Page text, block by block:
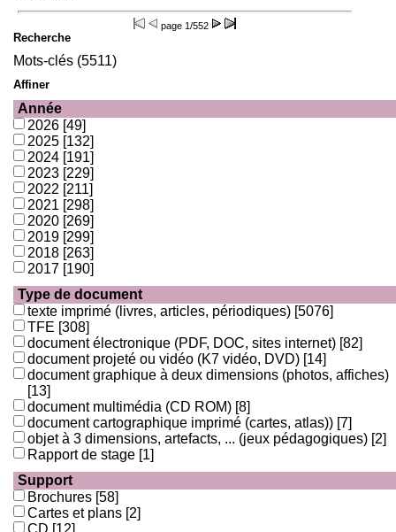
page 1/552
Recherche
Mots-clés (5511)
Affiner
Année
2026 [49]
2025 [132]
2024 [191]
2023 [229]
2022 [211]
2021 [298]
2020 [269]
2019 [299]
2018 [263]
2017 [190]
Type de document
texte imprimé (livres, articles, périodiques) [5076]
TFE [308]
document électronique (PDF, DOC, sites internet) [82]
document projeté ou vidéo (K7 vidéo, DVD) [14]
document graphique à deux dimensions (photos, affiches)
[13]
document multimédia (CD ROM) [8]
document cartographique imprimé (cartes, atlas)) [7]
objet à 3 dimensions, artefacts, ... (jeux pédagogiques) [2]
Rapport de stage [1]
Support
Brochures [58]
Cartes et plans [2]
CD [12]